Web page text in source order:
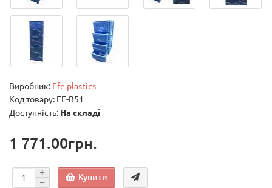
Виробник: Efe plastics
Код товару: EF-B51
Доступність: На складі
1 771.00грн.
Купити